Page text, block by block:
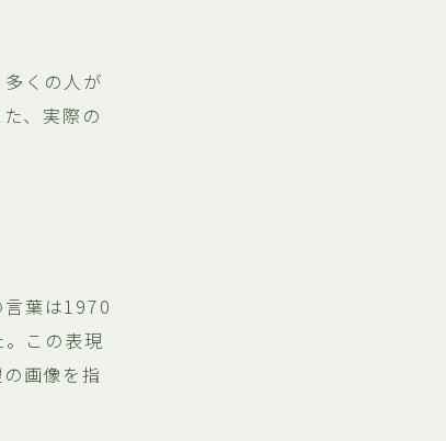
くの人が
、実際の
葉は1970
この表現
画像を指